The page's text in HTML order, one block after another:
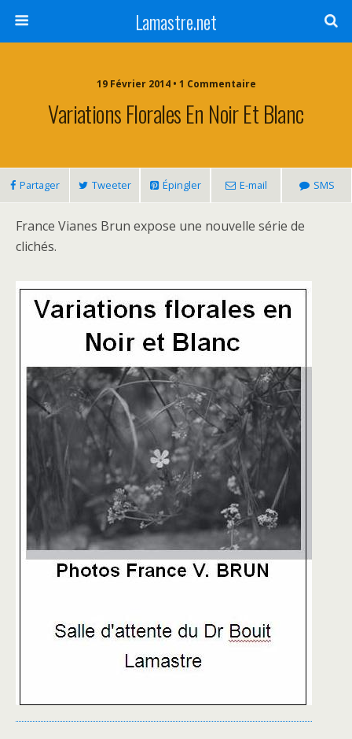
Lamastre.net
19 Février 2014 • 1 Commentaire
Variations Florales En Noir Et Blanc
Partager Tweeter Épingler E-mail SMS
France Vianes Brun expose une nouvelle série de
clichés.